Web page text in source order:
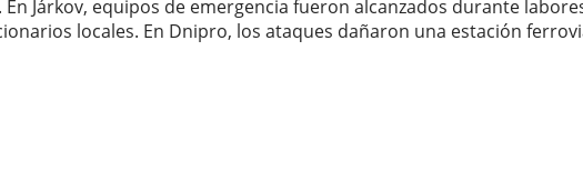
Járkov, equipos de emergencia fueron alcanzados durante
locales. En Dnipro, los ataques dañaron una estación